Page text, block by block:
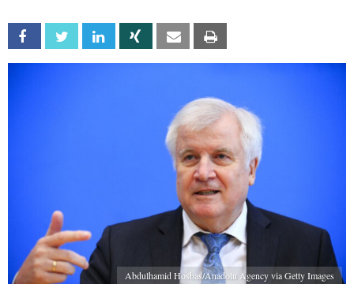
Facebook Twitter Linkedin Xing Email
Abdulhamid Hosbas/Anadolu Agency via Getty Images